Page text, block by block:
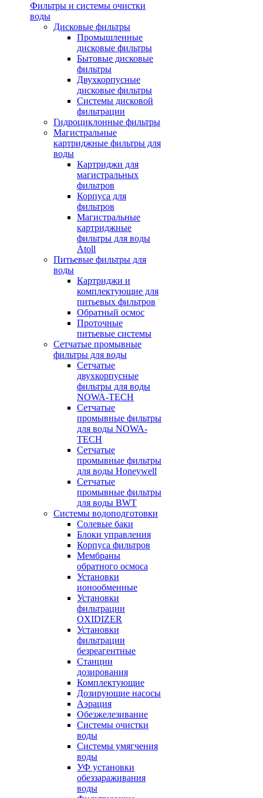
Фильтры и системы очистки
воды
Дисковые фильтры
Промышленные
дисковые фильтры
Бытовые дисковые
фильтры
Двухкорпусные
дисковые фильтры
Системы дисковой
фильтрации
Гидроциклонные фильтры
Магистральные
картриджные фильтры для
воды
Картриджи для
магистральных
фильтров
Корпуса для
фильтров
Магистральные
картриджные
фильтры для воды
Atoll
Питьевые фильтры для
воды
Картриджи и
комплектующие для
питьевых фильтров
Обратный осмос
Проточные
питьевые системы
Сетчатые промывные
фильтры для воды
Сетчатые
двухкорпусные
фильтры для воды
NOWA-TECH
Сетчатые
промывные фильтры
для воды NOWA-
TECH
Сетчатые
промывные фильтры
для воды Honeywell
Сетчатые
промывные фильтры
для воды BWT
Системы водоподготовки
Солевые баки
Блоки управления
Корпуса фильтров
Мембраны
обратного осмоса
Установки
ионообменные
Установки
фильтрации
OXIDIZER
Установки
фильтрации
безреагентные
Станции
дозирования
Комплектующие
Дозирующие насосы
Аэрация
Обезжелезивание
Системы очистки
воды
Системы умягчения
воды
УФ установки
обеззараживания
воды